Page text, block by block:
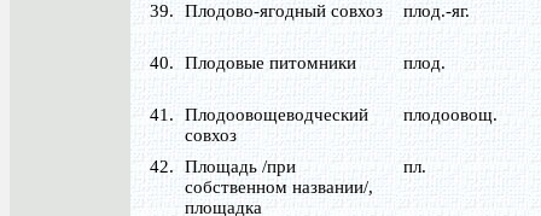
39. Плодово-ягодный совхоз плод.-яг.
40. Плодовые питомники плод.
41.
Плодоовощеводческий
совхоз
плодоовощ.
42.
Площадь /при
собственном названии/,
площадка
пл.